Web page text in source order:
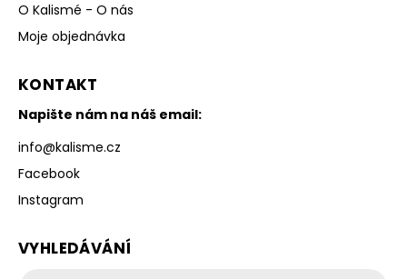
O Kalismé - O nás
Moje objednávka
KONTAKT
Napište nám na náš email:
info@kalisme.cz
Facebook
Instagram
VYHLEDÁVÁNÍ